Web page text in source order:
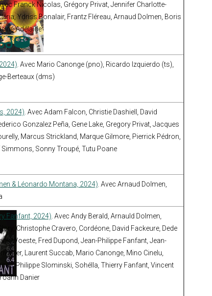
Franck Nicolas, Grégory Privat, Jennifer Charlotte-
Ydriss Bonalair, Frantz Fléreau, Arnaud Dolmen, Boris
Adélaïde
. Avec Mario Canonge (pno), Ricardo Izquierdo (ts),
Berteaux (dms)
2024) . Avec Adam Falcon, Christie Dashiell, David
Gonzalez Peña, Gene Lake, Gregory Privat, Jacques
Marcus Strickland, Marque Gilmore, Pierrick Pédron,
Sonny Troupé, Tutu Poane
& Léonardo Montana, 2024) . Avec Arnaud Dolmen,
Fanfant, 2024) . Avec Andy Berald, Arnauld Dolmen,
Christophe Cravero, Cordéone, David Fackeure, Dede
Woeste, Fred Dupond, Jean-Philippe Fanfant, Jean-
Laurent Succab, Mario Canonge, Mino Cinelu,
Philippe Slominski, Sohélla, Thierry Fanfant, Vincent
Danier